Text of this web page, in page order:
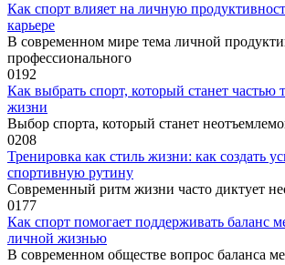
Как спорт влияет на личную
карьере
В современном мире тема личной
профессионального
0192
Как выбрать спорт, который станет частью
жизни
Выбор спорта, который станет
0208
Тренировка как стиль жизни: как создать
спортивную рутину
Современный ритм жизни часто диктует
0177
Как спорт помогает поддерживать баланс
личной жизнью
В современном обществе вопрос баланса